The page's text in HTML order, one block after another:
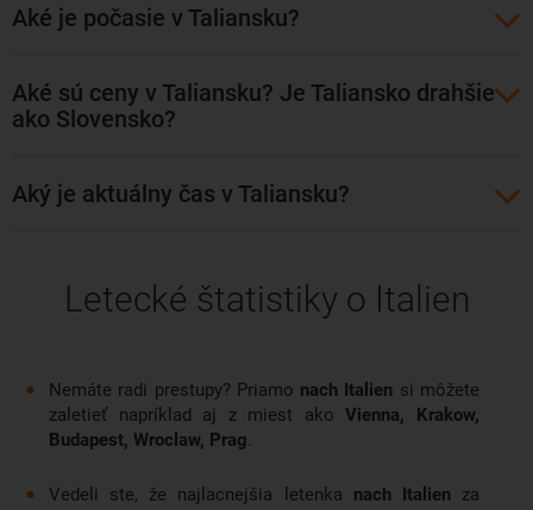
ponúkajú najmä spoločnosti: EasyJet, Wizz Air, Alitalia,
Aké je počasie v Taliansku?
Aké sú ceny v Taliansku? Je Taliansko drahšie
ako Slovensko?
Aký je aktuálny čas v Taliansku?
Letecké štatistiky o Italien
Nemáte radi prestupy? Priamo nach Italien si môžete
zaletieť napríklad aj z miest akoVienna, Krakow,
Budapest, Wroclaw, Prag.
Vedeli ste, že najlacnejšia letenka nach Italienza